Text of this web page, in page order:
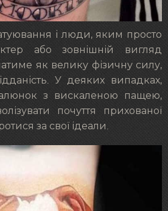
і люди, яким просто
або зовнішній вигляд
як велику фізичну силу,
У деяких випадках,
з вискаленою пащею,
почуття прихованої
за свої ідеали.